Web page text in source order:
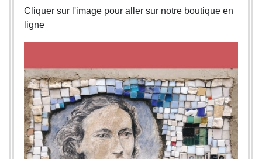
Cliquer sur l'image pour aller sur notre boutique en
ligne